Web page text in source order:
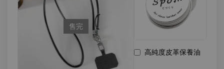
售完
高純度皮革保養油